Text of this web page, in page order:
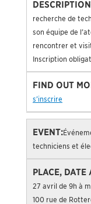
recherche de
son équipe de
rencontrer et
Inscription
s’inscrire
techniciens et
27 avril de 9h à
100 rue de